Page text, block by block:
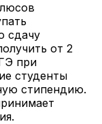
сдачу
от 2
при
студенты
стипендию.